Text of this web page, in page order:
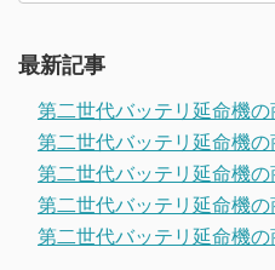
最新記事
第二世代バッテリ延命機の
第二世代バッテリ延命機の
第二世代バッテリ延命機の
第二世代バッテリ延命機の
第二世代バッテリ延命機の